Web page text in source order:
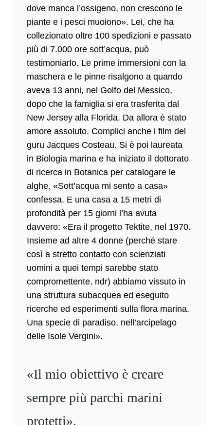
dove manca l’ossigeno, non crescono le
piante e i pesci muoiono». Lei, che ha
collezionato oltre 100 spedizioni e passato
più di 7.000 ore sott’acqua, può
testimoniarlo. Le prime immersioni con la
maschera e le pinne risalgono a quando
aveva 13 anni, nel Golfo del Messico,
dopo che la famiglia si era trasferita dal
New Jersey alla Florida. Da allora è stato
amore assoluto. Complici anche i film del
guru Jacques Costeau. Si è poi laureata
in Biologia marina e ha iniziato il dottorato
di ricerca in Botanica per catalogare le
alghe. «Sott’acqua mi sento a casa»
confessa. E una casa a 15 metri di
profondità per 15 giorni l’ha avuta
davvero: «Era il progetto Tektite, nel 1970.
Insieme ad altre 4 donne (perché stare
così a stretto contatto con scienziati
uomini a quei tempi sarebbe stato
compromettente, ndr) abbiamo vissuto in
una struttura subacquea ed eseguito
ricerche ed esperimenti sulla flora marina.
Una specie di paradiso, nell’arcipelago
delle Isole Vergini».
«Il mio obiettivo è creare
sempre più parchi marini
protetti».